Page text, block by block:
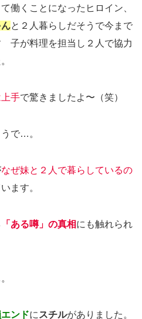
働くことになったヒロイン、
と２人暮らしだそうで今まで
子が料理を担当し２人で協力
手で驚きましたよ〜（笑）
で…。
なぜ妹と２人で暮らしているの
ます。
「ある噂」の真相にも触れられ
ンドに スチルがありました。